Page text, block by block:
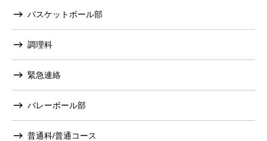
バスケットボール部
調理科
緊急連絡
バレーボール部
普通科/普通コース